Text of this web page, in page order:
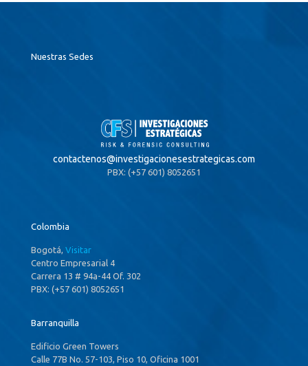
Nuestras Sedes
contactenos@investigacionesestrategicas.com
PBX: (+57 601) 8052651
Colombia
Bogotá, Visitar
Centro Empresarial 4
Carrera 13 # 94a-44 Of. 302
PBX: (+57 601) 8052651
Barranquilla
Edificio Green Towers
Calle 77B No. 57-103, Piso 10, Oficina 1001